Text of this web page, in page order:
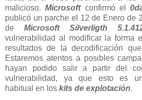
malicioso.Microsoft confirmó el
publicó un parche el 12 de Enero de
de Microsoft Silverligth
vulnerabilidad al modificar la forma
resultados de la decodificación
Estaremos atentos a posibles
hayan podido salir a partir del
vulnerabilidad, ya que esto es
habitual en los kits de explotación.